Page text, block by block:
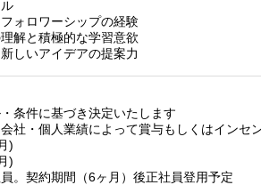
ォロワーシップの経験
解と積極的な学習意欲
しいアイデアの提案力
条件に基づき決定いたします
社・個人業績によって賞与もしくはインセ
)
)
。契約期間（6ヶ月）後正社員登用予定